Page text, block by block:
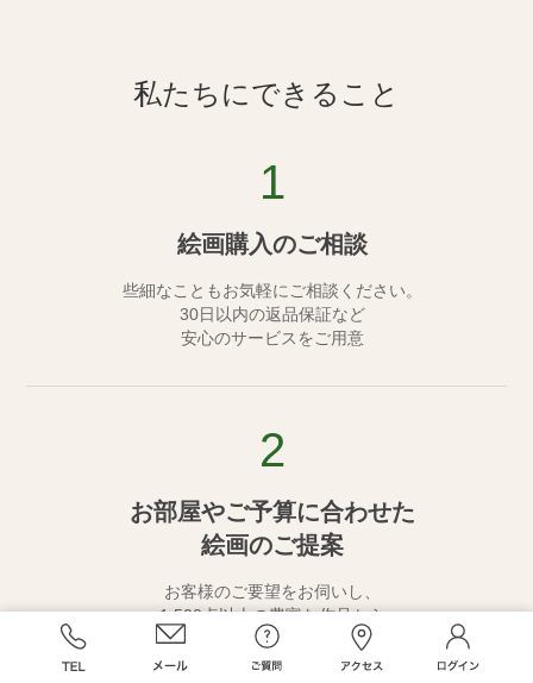
私たちにできること
1
絵画購入のご相談
些細なこともお気軽にご相談ください。
30日以内の返品保証など
安心のサービスをご用意
2
お部屋やご予算に合わせた
絵画のご提案
お客様のご要望をお伺いし、
1,500点以上の豊富な作品から
最適な一枚をご提案いたします。